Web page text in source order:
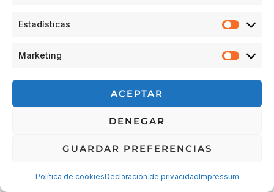
Estadísticas
Marketing
ACEPTAR
DENEGAR
GUARDAR PREFERENCIAS
Política de cookiesDeclaración de privacidadImpressum
Aviso legal|Política de privacidad|Política de Cookies|
Terminos y condiciones | Cancelaciones, devoluciones y